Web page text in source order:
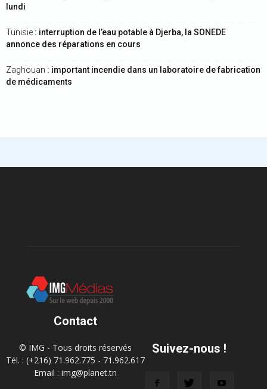
lundi
Tunisie : interruption de l’eau potable à Djerba, la SONEDE
annonce des réparations en cours
Zaghouan : important incendie dans un laboratoire de fabrication
de médicaments
Contact
© IMG - Tous droits réservés
Tél. : (+216) 71.962.775 - 71.962.617
Email : img@planet.tn
Suivez-nous !